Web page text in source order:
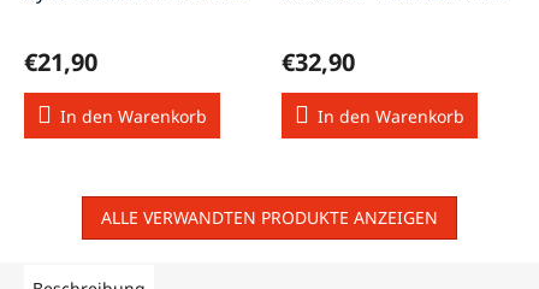
€21,90
In den Warenkorb
€32,90
In den Warenkorb
ALLE VERWANDTEN PRODUKTE ANZEIGEN